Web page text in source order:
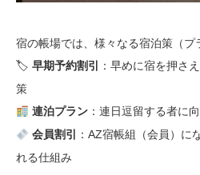
宿の帳場では、様々なる宿泊策（プ
🏷 早期予約割引
：早めに宿を押さ
策
連泊プラン：連日逗留する者に
会員割引
：AZ宿帳組（会員）に
れる仕組み